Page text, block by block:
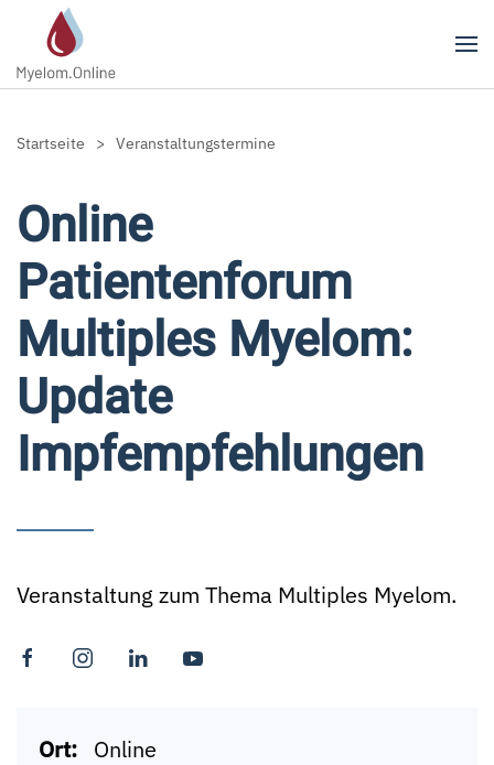
Zum Hauptinhalt springen
Startseite Veranstaltungstermine
Online
Patientenforum
Multiples Myelom:
Update
Impfempfehlungen
Veranstaltung zum Thema Multiples Myelom.
Ort: Online